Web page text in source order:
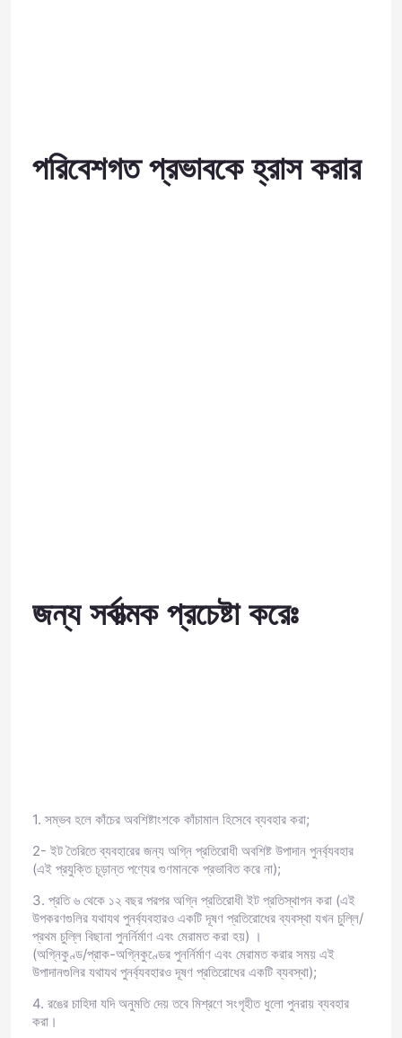
পরিবেশগত প্রভাবকে হ্রাস করার
জন্য সর্বাত্মক প্রচেষ্টা করেঃ
1. সম্ভব হলে কাঁচের অবশিষ্টাংশকে কাঁচামাল হিসেবে ব্যবহার করা;
2- ইট তৈরিতে ব্যবহারের জন্য অগ্নি প্রতিরোধী অবশিষ্ট উপাদান পুনর্ব্যবহার
(এই প্রযুক্তি চূড়ান্ত পণ্যের গুণমানকে প্রভাবিত করে না);
3. প্রতি ৬ থেকে ১২ বছর পরপর অগ্নি প্রতিরোধী ইট প্রতিস্থাপন করা (এই
উপকরণগুলির যথাযথ পুনর্ব্যবহারও একটি দূষণ প্রতিরোধের ব্যবস্থা যখন চুল্লি/
প্রথম চুল্লি বিছানা পুনর্নির্মাণ এবং মেরামত করা হয়) ।
(অগ্নিকুণ্ড/প্রাক-অগ্নিকুণ্ডের পুনর্নির্মাণ এবং মেরামত করার সময় এই
উপাদানগুলির যথাযথ পুনর্ব্যবহারও দূষণ প্রতিরোধের একটি ব্যবস্থা);
4. রঙের চাহিদা যদি অনুমতি দেয় তবে মিশ্রণে সংগৃহীত ধুলো পুনরায় ব্যবহার
করা।